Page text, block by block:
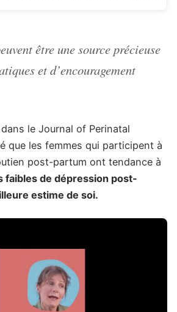
être une source précieuse
et d’encouragement
le Journal of Perinatal
que les femmes qui participent à
post-partum ont tendance à
faibles de dépression post-
estime de soi.